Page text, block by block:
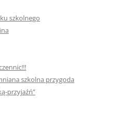
szkolnego
szkolna przygoda
przyjaźń”